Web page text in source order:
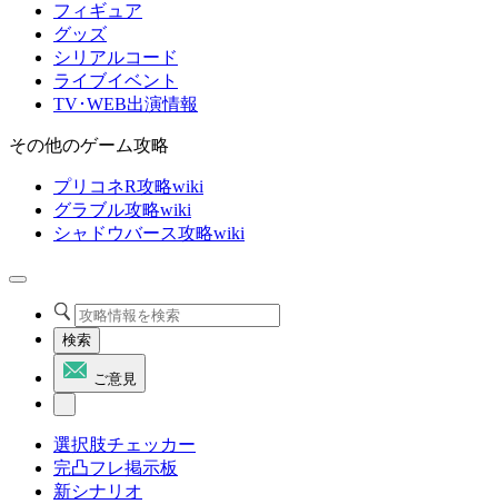
フィギュア
グッズ
シリアルコード
ライブイベント
TV･WEB出演情報
その他のゲーム攻略
プリコネR攻略wiki
グラブル攻略wiki
シャドウバース攻略wiki
検索
ご意見
選択肢チェッカー
完凸フレ掲示板
新シナリオ